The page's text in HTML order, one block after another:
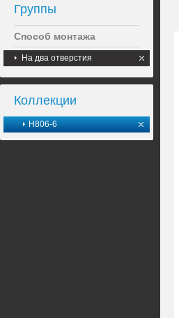
Группы
Способ монтажа
На два отверстия
Коллекции
H806-6